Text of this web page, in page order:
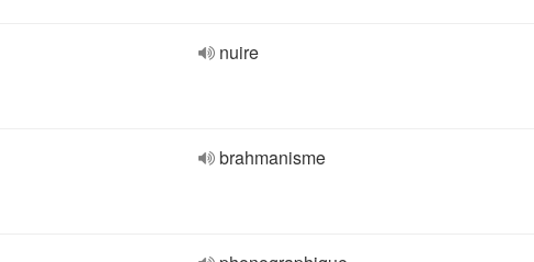
nuire
brahmanisme